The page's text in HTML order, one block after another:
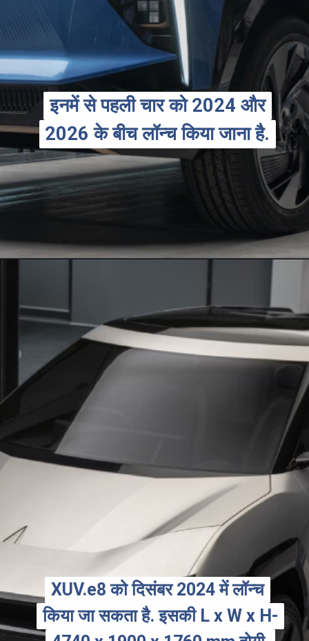
इनमें से पहली चार को 2024 और
2026 के बीच लॉन्च किया जाना है.
इनमें से पहली चार को 2024 और
2026 के बीच लॉन्च किया जाना है.
XUV.e8 को दिसंबर 2024 में लॉन्च
किया जा सकता है. इसकी L x W x H-
XUV.e8 को दिसंबर 2024 में लॉन्च
किया जा सकता है. इसकी L x W x H-